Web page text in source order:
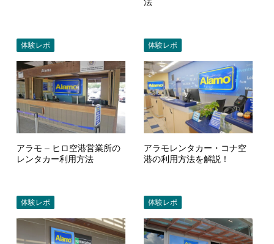
体験レポ
アラモ – ヒロ空港営業所の
レンタカー利用方法
体験レポ
アラモレンタカー・コナ空
港の利用方法を解説！
体験レポ 体験レポ